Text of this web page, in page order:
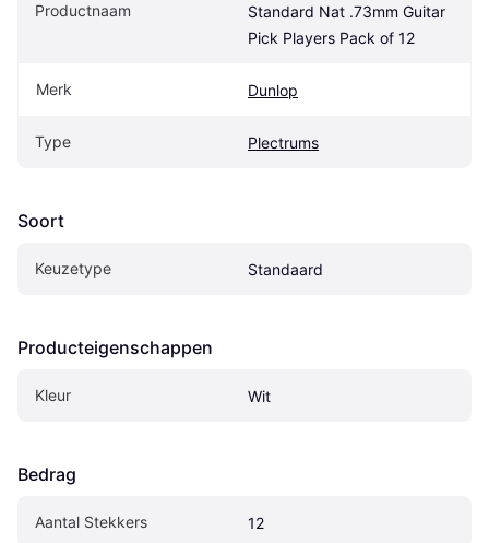
Productnaam
Standard Nat .73mm Guitar
Pick Players Pack of 12
Merk Dunlop
Type Plectrums
Soort
Keuzetype Standaard
Producteigenschappen
Kleur Wit
Bedrag
Aantal Stekkers 12